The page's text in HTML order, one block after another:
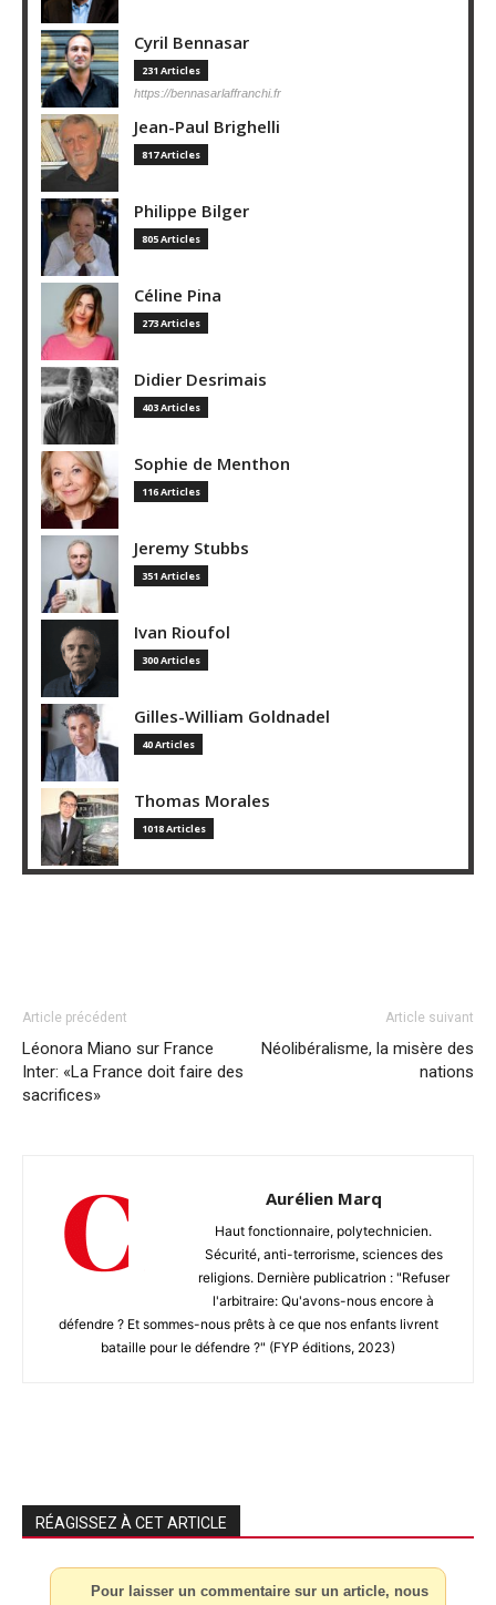
Cyril Bennasar
231 Articles
https://bennasarlaffranchi.fr
Jean-Paul Brighelli
817 Articles
Philippe Bilger
805 Articles
Céline Pina
273 Articles
Didier Desrimais
403 Articles
Sophie de Menthon
116 Articles
Jeremy Stubbs
351 Articles
Ivan Rioufol
300 Articles
Gilles-William Goldnadel
40 Articles
Thomas Morales
1018 Articles
Article précédent
Léonora Miano sur France
Inter: «La France doit faire des
sacrifices»
Article suivant
Néolibéralisme, la misère des
nations
Aurélien Marq
Haut fonctionnaire, polytechnicien.
Sécurité, anti-terrorisme, sciences des
religions. Dernière publicatrion : "Refuser
l'arbitraire: Qu'avons-nous encore à
défendre ? Et sommes-nous prêts à ce que nos enfants livrent
bataille pour le défendre ?" (FYP éditions, 2023)
RÉAGISSEZ À CET ARTICLE
Pour laisser un commentaire sur un article, nous